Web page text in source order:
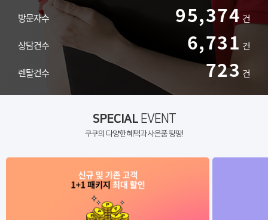
방문자수 95,374 건
상담건수 6,731 건
렌탈건수 723 건
SPECIALEVENT
쿠쿠의 다양한 혜택과 사은품 팡팡!